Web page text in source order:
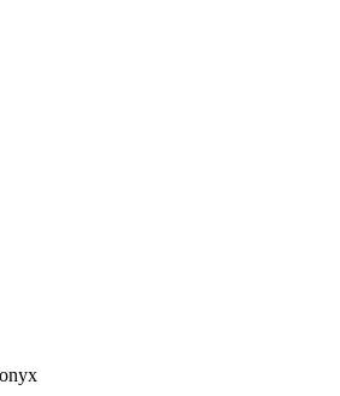
onyx